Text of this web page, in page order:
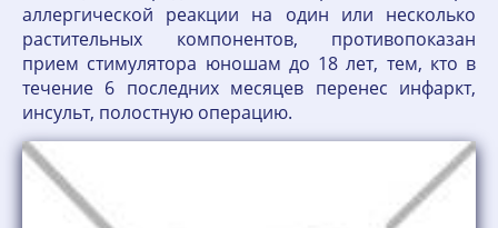
аллергической реакции на один или несколько
растительных компонентов, противопоказан
прием стимулятора юношам до 18 лет, тем, кто в
течение 6 последних месяцев перенес инфаркт,
инсульт, полостную операцию.